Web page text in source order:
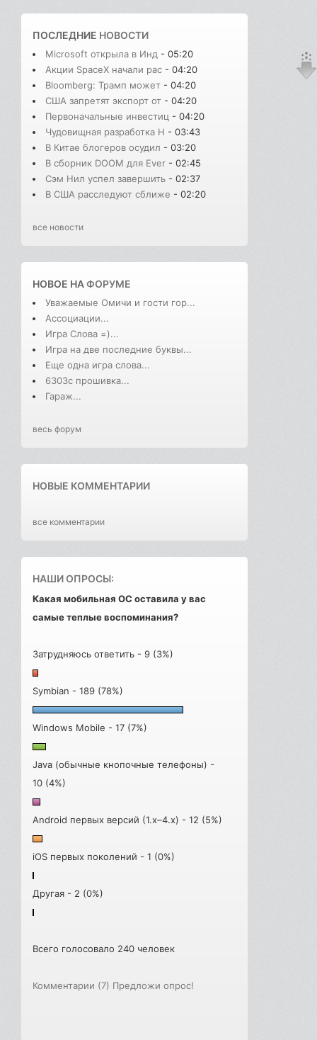
ПОСЛЕДНИЕ НОВОСТИ
Microsoft открыла в Инд - 05:20
Акции SpaceX начали рас - 04:20
Bloomberg: Трамп может - 04:20
США запретят экспорт от - 04:20
Первоначальные инвестиц - 04:20
Чудовищная разработка H - 03:43
В Китае блогеров осудил - 03:20
В сборник DOOM для Ever - 02:45
Сэм Нил успел завершить - 02:37
В США расследуют сближе - 02:20
все новости
НОВОЕ НАФОРУМЕ
Уважаемые Омичи и гости гор...
Ассоциации...
Игра Слова =)...
Игра на две последние буквы...
Еще одна игра слова...
6303с прошивка...
Гараж...
весь форум
НОВЫЕ КОММЕНТАРИИ
все комментарии
НАШИ ОПРОСЫ:
Какая мобильная ОС оставила у вас
самые теплые воспоминания?
Затрудняюсь ответить - 9 (3%)
Symbian - 189 (78%)
Windows Mobile - 17 (7%)
Java (обычные кнопочные телефоны) -
10 (4%)
Android первых версий (1.x–4.x) - 12 (5%)
iOS первых поколений - 1 (0%)
Другая - 2 (0%)
Всего голосовало 240 человек
Комментарии (7) Предложи опрос!